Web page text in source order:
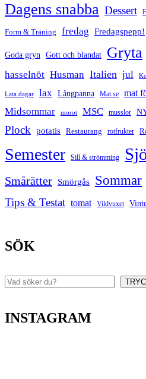
Dagens snabba Dessert
Form & Träning fredag Fredagspepp!
Goda gryn Gott och blandat Gryta
hasselnöt Husman Italien jul
Lata dagar lax Långpanna Mat.se mat
Midsommar morot MSC musslor
Plock potatis Restaurang rotfrukter
Semester Sill & strömming
Smårätter Smörgås Sommar
Tips & Testat tomat Vildvuxet
SÖK
Sök
INSTAGRAM